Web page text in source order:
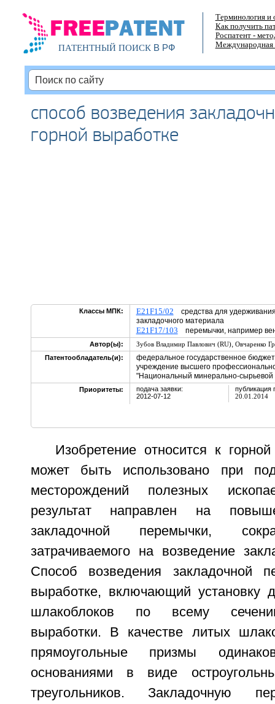
ПАТЕНТНЫЙ ПОИСКВ РФ
Терминология и
Как получить
Роспатент -
Международная
способ возведения
горной выработке
Классы МПК: E21F15/02 средства для
закладочного материала
E21F17/103 перемычки, например
Автор(ы): Зубов Владимир Павлович (RU), Овчаренко
Патентообладатель(и):
федеральное государственное
учреждение высшего
"Национальный минерально-сырьевой
Приоритеты:
подача заявки:
2012-07-12
публикация
20.01.2014
Изобретение относится к
может быть использовано при
месторождений полезных
результат направлен на
закладочной перемычки,
затрачиваемого на возведение
Способ возведения закладочной
выработке, включающий установку
шлакоблоков по всему
выработки. В качестве литых
прямоугольные призмы
основаниями в виде
треугольников. Закладочную